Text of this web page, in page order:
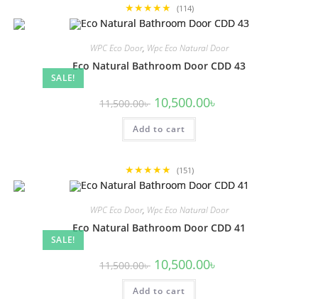
★★★★★ (114)
SALE!
WPC Eco Door, Wpc Eco Natural Door
Eco Natural Bathroom Door CDD 43
11,500.00৳ Original
price
was:
11,500.00৳ .
10,500.00৳
Add to cart
★★★★★ (151)
SALE!
WPC Eco Door, Wpc Eco Natural Door
Eco Natural Bathroom Door CDD 41
11,500.00৳ Original
price
was:
11,500.00৳ .
10,500.00৳
Add to cart